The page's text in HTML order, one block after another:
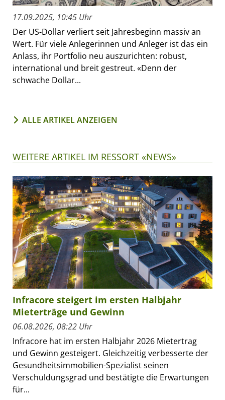
17.09.2025, 10:45 Uhr
Der US-Dollar verliert seit Jahresbeginn massiv an
Wert. Für viele Anlegerinnen und Anleger ist das ein
Anlass, ihr Portfolio neu auszurichten: robust,
international und breit gestreut. «Denn der
schwache Dollar...
ALLE ARTIKEL ANZEIGEN
WEITERE ARTIKEL IM RESSORT «NEWS»
Infracore steigert im ersten Halbjahr
Mieterträge und Gewinn
06.08.2026, 08:22 Uhr
Infracore hat im ersten Halbjahr 2026 Mietertrag
und Gewinn gesteigert. Gleichzeitig verbesserte der
Gesundheitsimmobilien-Spezialist seinen
Verschuldungsgrad und bestätigte die Erwartungen
für...